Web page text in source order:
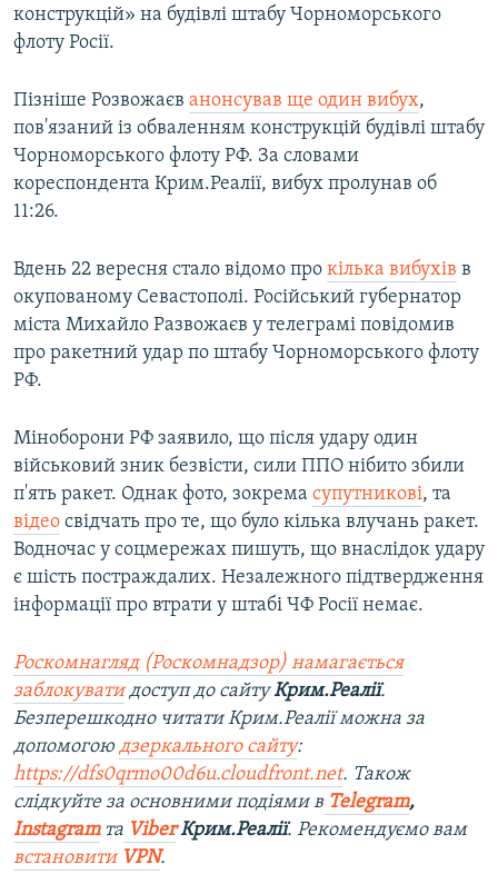
конструкцій» на будівлі штабу Чорноморського
флоту Росії.
Пізніше Розвожаєв анонсував ще один вибух,
пов'язаний із обваленням конструкцій будівлі штабу
Чорноморського флоту РФ. За словами
кореспондента Крим.Реалії, вибух пролунав об
11:26.
Вдень 22 вересня стало відомо про кілька вибухів в
окупованому Севастополі. Російський губернатор
міста Михайло Развожаєв у телеграмі повідомив
про ракетний удар по штабу Чорноморського флоту
РФ.
Міноборони РФ заявило, що після удару один
військовий зник безвісти, сили ППО нібито збили
п'ять ракет. Однак фото, зокрема супутникові, та
відео свідчать про те, що було кілька влучань ракет.
Водночас у соцмережах пишуть, що внаслідок удару
є шість постраждалих. Незалежного підтвердження
інформації про втрати у штабі ЧФ Росії немає.
Роскомнагляд (Роскомнадзор) намагається
заблокуватидоступ до сайтуКрим.Реалії.
Безперешкодно читати Крим.Реалії можна за
допомогою дзеркального сайту:
https://dfs0qrmo00d6u.cloudfront.net. Також
слідкуйте за основними подіями в Telegram,
Instagramта ViberКрим.Реалії. Рекомендуємо вам
встановити VPN.